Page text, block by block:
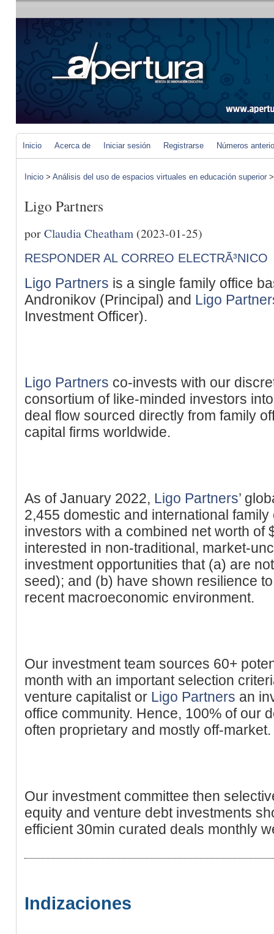
Inicio Acerca de Iniciar sesión Registrarse Números
Inicio > Análisis del uso de espacios virtuales en educación superior
Ligo Partners
porClaudia Cheatham (2023-01-25)
RESPONDER AL CORREO ELECTRÃ³NICO
Ligo Partners is a single family office
Andronikov (Principal) and Ligo
Investment Officer).
Ligo Partners co-invests with our
consortium of like-minded investors
deal flow sourced directly from family
capital firms worldwide.
As of January 2022, Ligo Partners’
2,455 domestic and international
investors with a combined net worth of
interested in non-traditional, market-
investment opportunities that (a) are
seed); and (b) have shown resilience
recent macroeconomic environment.
Our investment team sources 60+
month with an important selection
venture capitalist or Ligo Partners an
office community. Hence, 100% of our
often proprietary and mostly off-market.
Our investment committee then
equity and venture debt investments
efficient 30min curated deals monthly
Indizaciones